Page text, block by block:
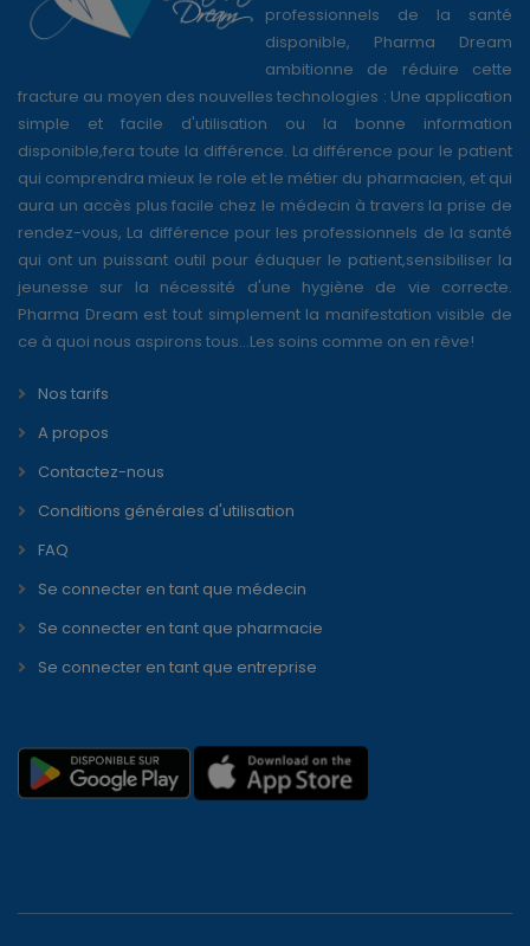
professionnels de la santé
disponible, Pharma Dream
ambitionne de réduire cette
fracture au moyen des nouvelles technologies : Une application
simple et facile d'utilisation ou la bonne information
disponible,fera toute la différence. La différence pour le patient
qui comprendra mieux le role et le métier du pharmacien, et qui
aura un accès plus facile chez le médecin à travers la prise de
rendez-vous, La différence pour les professionnels de la santé
qui ont un puissant outil pour éduquer le patient,sensibiliser la
jeunesse sur la nécessité d'une hygiène de vie correcte.
Pharma Dream est tout simplement la manifestation visible de
ce à quoi nous aspirons tous...Les soins comme on en rêve!
Nos tarifs
A propos
Contactez-nous
Conditions générales d'utilisation
FAQ
Se connecter en tant que médecin
Se connecter en tant que pharmacie
Se connecter en tant que entreprise